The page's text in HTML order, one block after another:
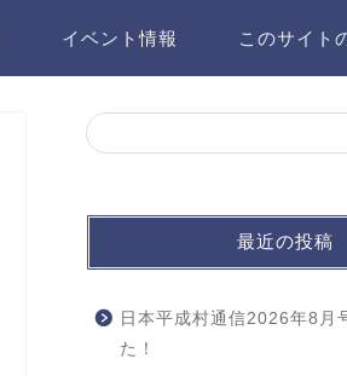
イベント情報 このサイト
最近の投稿
日本平成村通信2026年8月
た！